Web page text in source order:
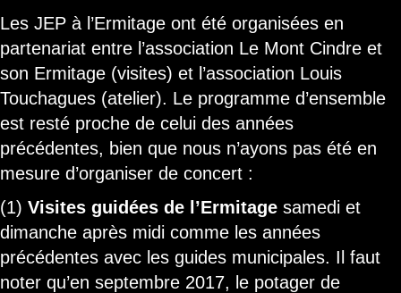
Les JEP à l’Ermitage ont été organisées en
partenariat entre l’association Le Mont Cindre et
son Ermitage (visites) et l’association Louis
Touchagues (atelier). Le programme d’ensemble
est resté proche de celui des années
précédentes, bien que nous n’ayons pas été en
mesure d’organiser de concert :
(1) Visites guidées de l’Ermitage samedi et
dimanche après midi comme les années
précédentes avec les guides municipales. Il faut
noter qu’en septembre 2017, le potager de